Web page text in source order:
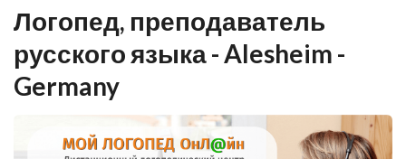
Логопед, преподаватель
русского языка - Alesheim -
Germany